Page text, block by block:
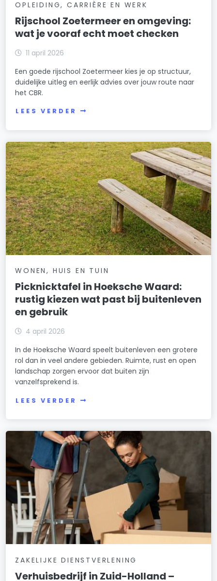
OPLEIDING, CARRIÈRE EN WERK
Rijschool Zoetermeer en omgeving:
wat je vooraf echt moet checken
11 april 2026
Een goede rijschool Zoetermeer kies je op structuur,
duidelijke uitleg en eerlijk advies over jouw route naar
het CBR.
LEES VERDER
WONEN, HUIS EN TUIN
Picknicktafel in Hoeksche Waard:
rustig kiezen wat past bij buitenleven
en gebruik
4 april 2026
In de Hoeksche Waard speelt buitenleven een grotere
rol dan in veel andere gebieden. Ruimte, rust en open
landschap zorgen ervoor dat buiten zijn
vanzelfsprekend is.
LEES VERDER
ZAKELIJKE DIENSTVERLENING
Verhuisbedrijf in Zuid-Holland –